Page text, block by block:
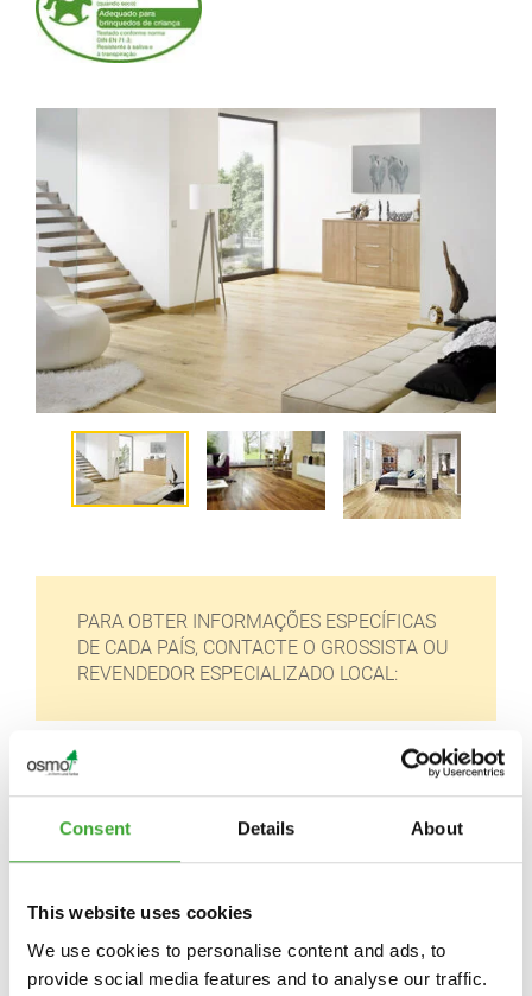
Consent Details About
This website uses cookies
We use cookies to personalise content and ads, to
provide social media features and to analyse our traffic.
PARA OBTER INFORMAÇÕES ESPECÍFICAS
DE CADA PAÍS, CONTACTE O GROSSISTA OU
REVENDEDOR ESPECIALIZADO LOCAL:
Jular Madeiras, S.A.
Portugal
https://jular.pt/en/brands/osmo/
mail@jular.pt